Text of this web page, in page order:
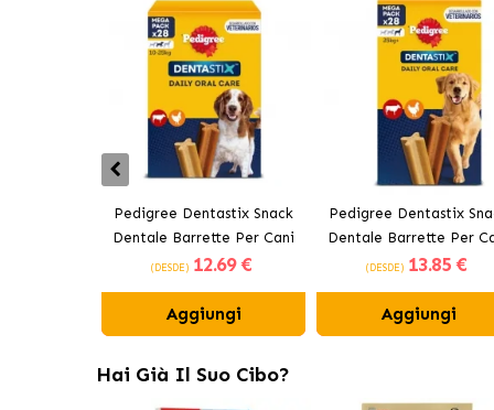
Pedigree Dentastix Snack
Dentale Barrette Per Cani
Medi 10-25 kg
(DESDE) 12.69 €
Aggiungi
Pedigree Dentastix
Dentale Barrette Per
Grandi +25 kg
(DESDE) 13.85 €
Aggiungi
Hai Già Il Suo Cibo?